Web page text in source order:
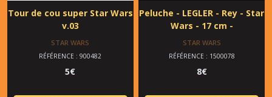
Tour de cou super Star Wars
v.03
STAR WARS
RÉFÉRENCE : 900482
5€
Peluche - LEGLER - Rey - Star
Wars - 17 cm -
STAR WARS
RÉFÉRENCE : 1500078
8€